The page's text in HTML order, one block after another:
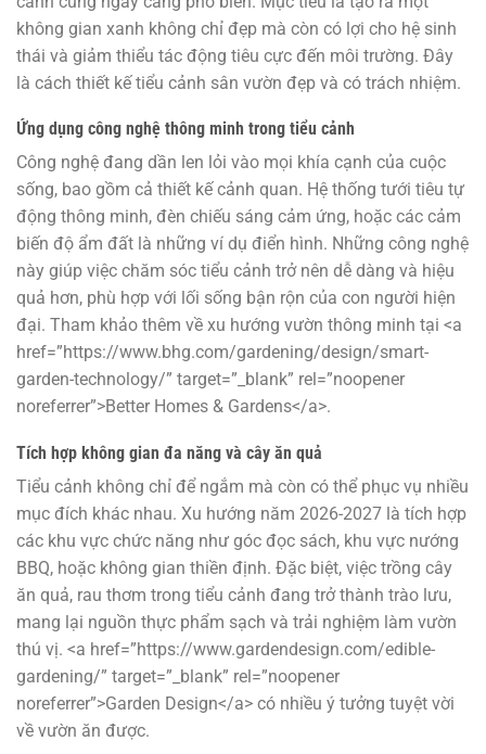
không gian xanh không chỉ đẹp mà còn có lợi cho hệ sinh
thái và giảm thiểu tác động tiêu cực đến môi trường. Đây
là cách thiết kế tiểu cảnh sân vườn đẹp và có trách nhiệm.
Ứng dụng công nghệ thông minh trong tiểu cảnh
Công nghệ đang dần len lỏi vào mọi khía cạnh của cuộc
sống, bao gồm cả thiết kế cảnh quan. Hệ thống tưới tiêu tự
động thông minh, đèn chiếu sáng cảm ứng, hoặc các cảm
biến độ ẩm đất là những ví dụ điển hình. Những công nghệ
này giúp việc chăm sóc tiểu cảnh trở nên dễ dàng và hiệu
quả hơn, phù hợp với lối sống bận rộn của con người hiện
đại. Tham khảo thêm về xu hướng vườn thông minh tại <a
href=”https://www.bhg.com/gardening/design/smart-
garden-technology/” target=”_blank” rel=”noopener
noreferrer”>Better Homes & Gardens</a>.
Tích hợp không gian đa năng và cây ăn quả
Tiểu cảnh không chỉ để ngắm mà còn có thể phục vụ nhiều
mục đích khác nhau. Xu hướng năm 2026-2027 là tích hợp
các khu vực chức năng như góc đọc sách, khu vực nướng
BBQ, hoặc không gian thiền định. Đặc biệt, việc trồng cây
ăn quả, rau thơm trong tiểu cảnh đang trở thành trào lưu,
mang lại nguồn thực phẩm sạch và trải nghiệm làm vườn
thú vị. <a href=”https://www.gardendesign.com/edible-
gardening/” target=”_blank” rel=”noopener
noreferrer”>Garden Design</a> có nhiều ý tưởng tuyệt vời
về vườn ăn được.